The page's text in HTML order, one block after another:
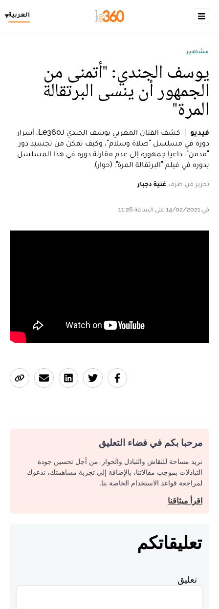
العربية▾
مشاهير
يوسف الجندي: "أتمنى من
الجمهور أن ينسى البرتقالة
المرة"
فيديو
كشف الفنان المغربي يوسف الجندي لـLe360، أسرار
دوره في مسلسل "صلاة وسلام"، وكيف تمكن من تجسيد دور
"مدمن"، داعيا جمهوره إلى عدم مقارنة دوره في هذا المسلسل
بدوره في فيلم "البرتقالة المرة". (حوار).
تحرير من طرف غنية دجبار
في 14/02/2021 على الساعة 11:26
مرحبا بكم في فضاء التعليق
نريد مساحة للنقاش والتبادل والحوار. من أجل تحسين جودة
التبادلات بموجب مقالاتنا، بالإضافة إلى تجربة مساهمتك، ندعوك
لمراجعة قواعد الاستخدام الخاصة بنا.
اقرأ ميثاقنا
تعليقاتكم
تعليق